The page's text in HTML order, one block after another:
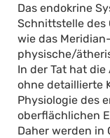
Das endokrine
Schnittstelle des
wie das
physische/
In der Tat hat
ohne detaillierte
Physiologie des
oberflächlichen
Daher werden in